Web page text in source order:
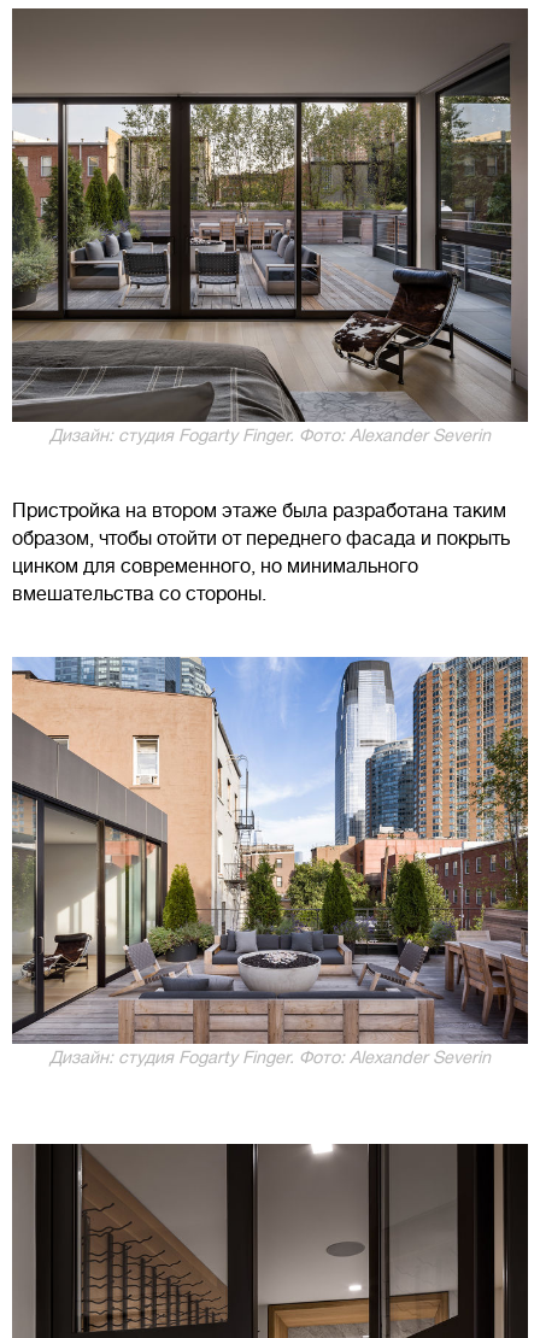
Дизайн: студия Fogarty Finger. Фото: Alexander Severin
Пристройка на втором этаже была разработана таким
образом, чтобы отойти от переднего фасада и покрыть
цинком для современного, но минимального
вмешательства со стороны.
Дизайн: студия Fogarty Finger. Фото: Alexander Severin